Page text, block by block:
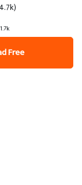
1.7k
Free